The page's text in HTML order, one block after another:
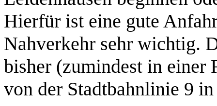
Hierfür ist eine gute
Nahverkehr sehr wichtig.
bisher (zumindest in einer
von der Stadtbahnlinie 9 in